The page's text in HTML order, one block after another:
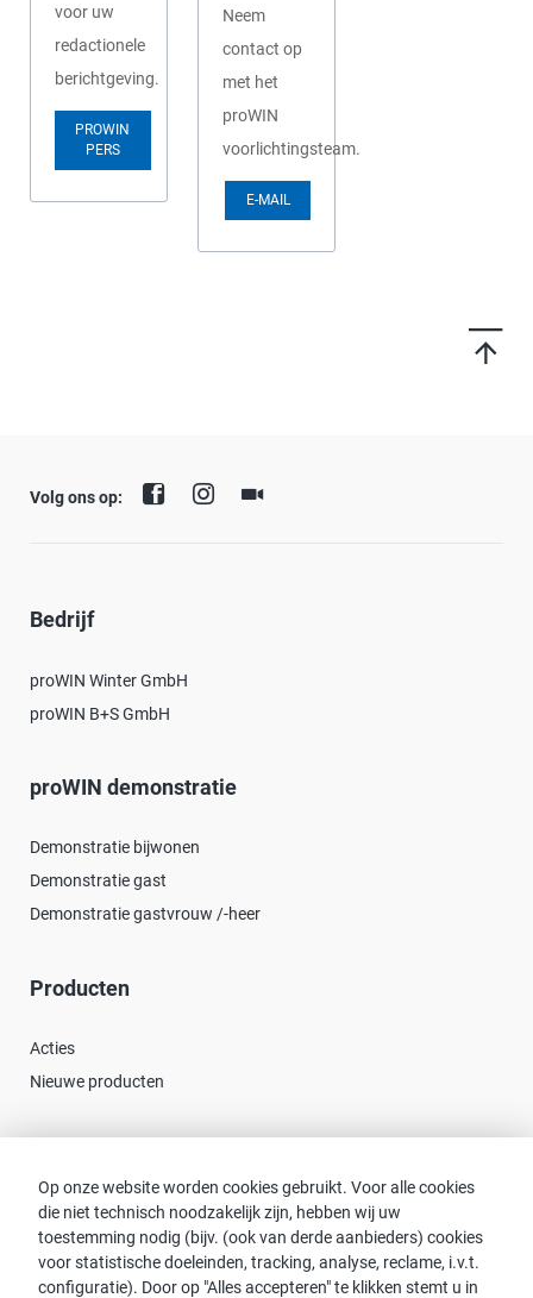
voor uw
redactionele
berichtgeving.
PROWIN
PERS
Neem
contact op
met het
proWIN
voorlichtingsteam.
E-MAIL
Op onze website worden cookies gebruikt. Voor alle cookies
die niet technisch noodzakelijk zijn, hebben wij uw
toestemming nodig (bijv. (ook van derde aanbieders) cookies
voor statistische doeleinden, tracking, analyse, reclame, i.v.t.
configuratie). Door op "Alles accepteren" te klikken stemt u in
Volg ons op:
Bedrijf
proWIN Winter GmbH
proWIN B+S GmbH
proWIN demonstratie
Demonstratie bijwonen
Demonstratie gast
Demonstratie gastvrouw /-heer
Producten
Acties
Nieuwe producten
Consulent zoeken
Contact met proWIN
Service-FAQ